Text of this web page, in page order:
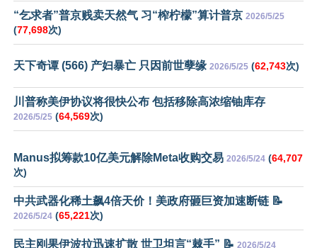
“乞求者”普京贱卖天然气 习“榨柠檬”算计普京 2026/5/25
(77,698次)
天下奇谭 (566) 产妇暴亡 只因前世孽缘 2026/5/25 (62,743次)
川普称美伊协议将很快公布 包括移除高浓缩铀库存
2026/5/25 (64,569次)
Manus拟筹款10亿美元解除Meta收购交易 2026/5/24 (64,707
次)
中共武器化稀土飙4倍天价！美政府砸巨资加速断链 📝
2026/5/24 (65,221次)
民主刚果伊波拉迅速扩散 世卫坦言“棘手” 📝 2026/5/24